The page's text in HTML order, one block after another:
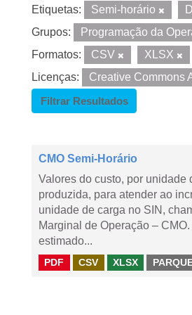
Etiquetas: Semi-horário
Grupos:
Programação da
Formatos:
CSV XLSX
Licenças:
Creative Commons
Filtrar Resultados
CMO Semi-Horário
Valores do custo, por unidade
produzida, para atender ao
unidade de carga no SIN,
Marginal de Operação –
estimado...
PDF CSV XLSX